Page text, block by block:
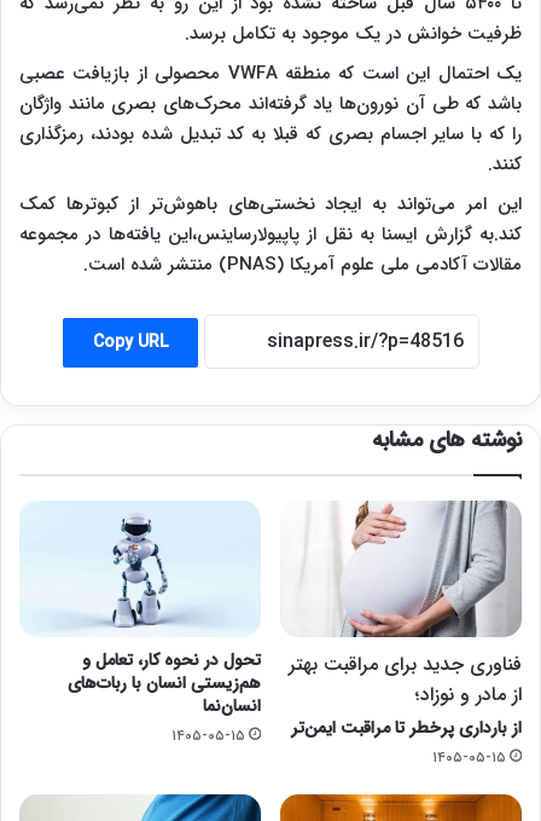
ظرفیت خوانش در یک موجود به تکامل برسد.
یک احتمال این است که منطقه VWFA محصولی از بازیافت عصبی
باشد که طی آن نورون‌ها یاد گرفته‌اند محرک‌های بصری مانند واژگان
را که با سایر اجسام بصری که قبلا به کد تبدیل شده بودند، رمزگذاری
کنند.
این امر می‌تواند به ایجاد نخستی‌های باهوش‌تر از کبوترها کمک
کند.به گزارش ایسنا به نقل از پاپیولارساینس،این یافته‌ها در مجموعه
مقالات آکادمی ملی علوم آمریکا (PNAS) منتشر شده است.
Copy URL
نوشته های مشابه
فناوری جدید برای مراقبت بهتر
از مادر و نوزاد؛
از بارداری پرخطر تا مراقبت ایمن‌تر
۱۴۰۵-۰۵-۱۵
تحول در نحوه کار، تعامل و
هم‌زیستی انسان با ربات‌های
انسان‌نما
۱۴۰۵-۰۵-۱۵